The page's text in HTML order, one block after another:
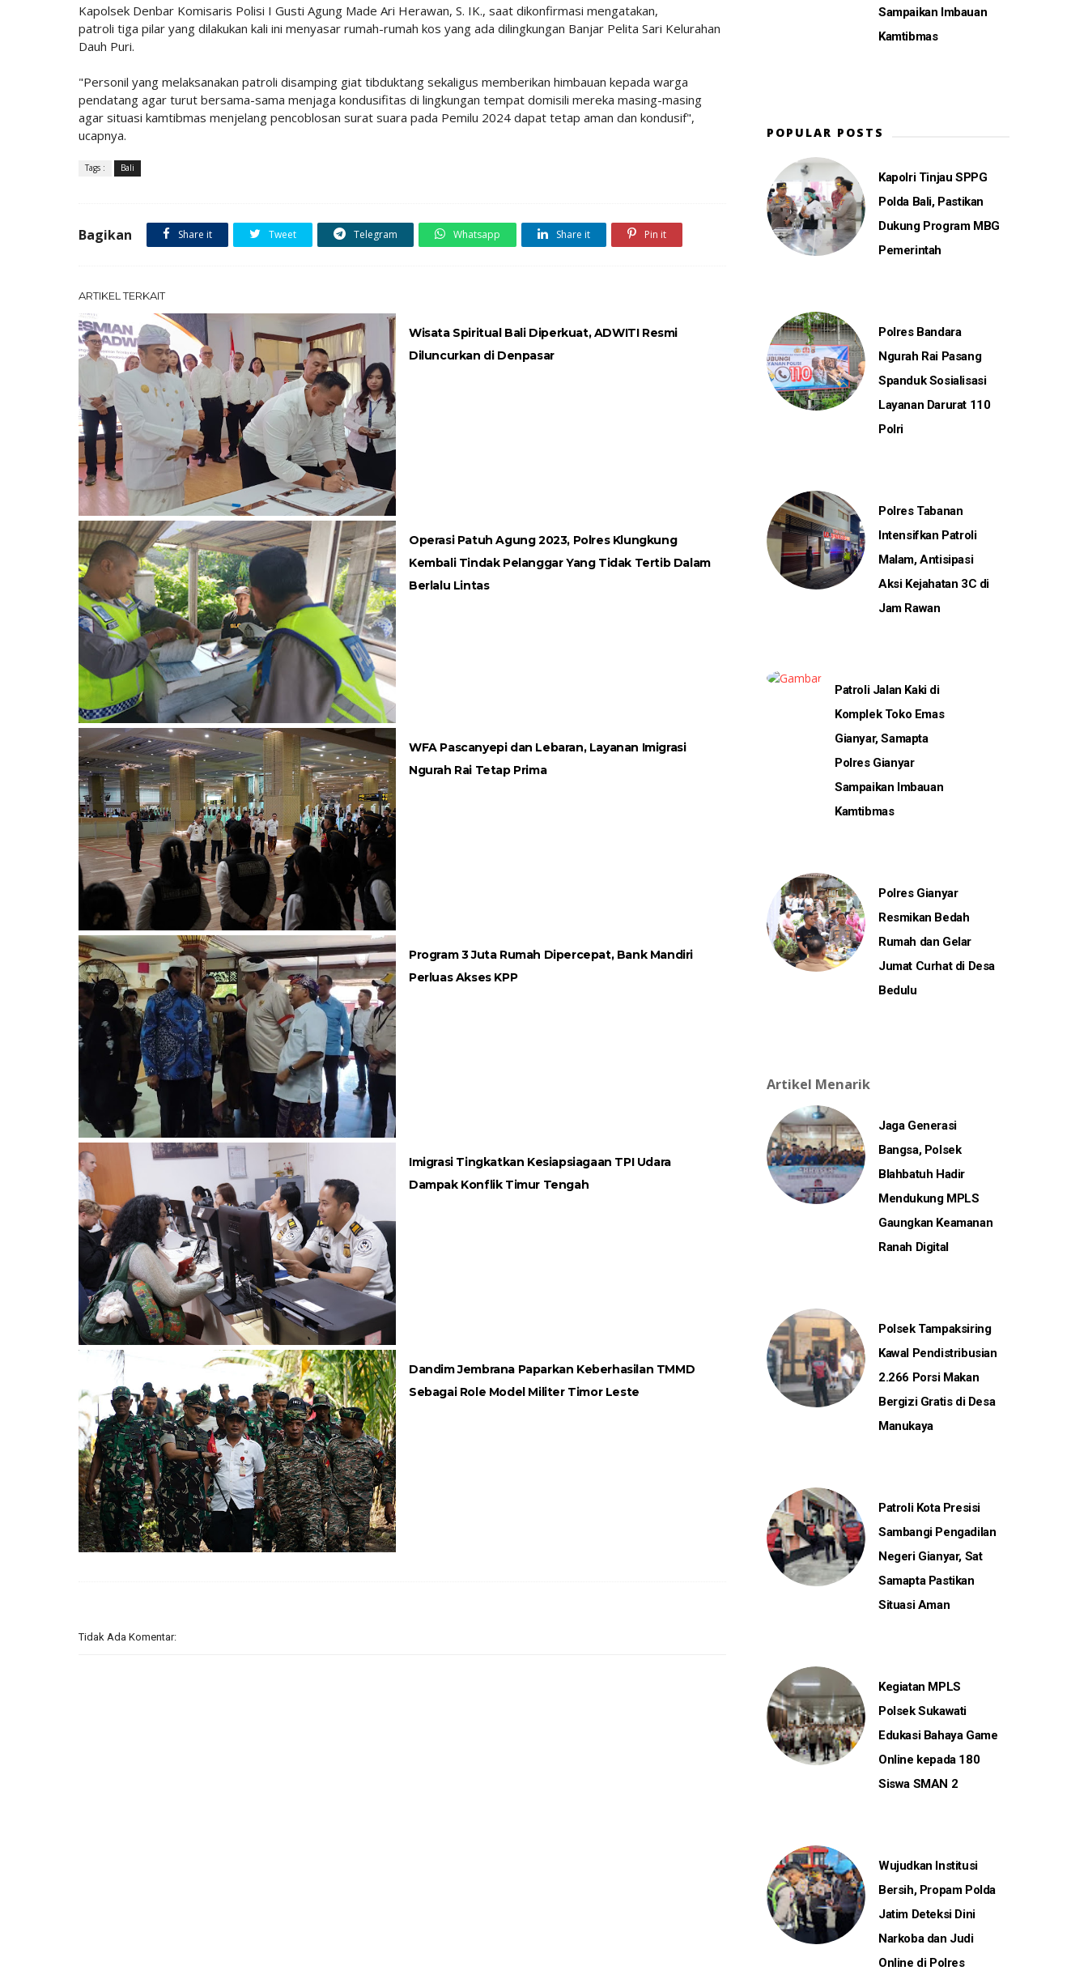
Kapolsek Denbar Komisaris Polisi I Gusti Agung Made Ari Herawan, S. IK., saat dikonfirmasi mengatakan,
patroli tiga pilar yang dilakukan kali ini menyasar rumah-rumah kos yang ada dilingkungan Banjar Pelita Sari Kelurahan
Dauh Puri.
"Personil yang melaksanakan patroli disamping giat tibduktang sekaligus memberikan himbauan kepada warga
pendatang agar turut bersama-sama menjaga kondusifitas di lingkungan tempat domisili mereka masing-masing
agar situasi kamtibmas menjelang pencoblosan surat suara pada Pemilu 2024 dapat tetap aman dan kondusif",
ucapnya.
Tags : Bali
Bagikan Share it Tweet Telegram Whatsapp Share it Pin it
ARTIKEL TERKAIT
Wisata Spiritual Bali Diperkuat, ADWITI Resmi
Diluncurkan di Denpasar
Operasi Patuh Agung 2023, Polres Klungkung
Kembali Tindak Pelanggar Yang Tidak Tertib Dalam
Berlalu Lintas
WFA Pascanyepi dan Lebaran, Layanan Imigrasi
Ngurah Rai Tetap Prima
Program 3 Juta Rumah Dipercepat, Bank Mandiri
Perluas Akses KPP
Imigrasi Tingkatkan Kesiapsiagaan TPI Udara
Dampak Konflik Timur Tengah
Dandim Jembrana Paparkan Keberhasilan TMMD
Sebagai Role Model Militer Timor Leste
Tidak Ada Komentar:
Sampaikan Imbauan
Kamtibmas
POPULAR POSTS
Kapolri Tinjau SPPG
Polda Bali, Pastikan
Dukung Program MBG
Pemerintah
Polres Bandara
Ngurah Rai Pasang
Spanduk Sosialisasi
Layanan Darurat 110
Polri
Polres Tabanan
Intensifkan Patroli
Malam, Antisipasi
Aksi Kejahatan 3C di
Jam Rawan
Patroli Jalan Kaki di
Komplek Toko Emas
Gianyar, Samapta
Polres Gianyar
Sampaikan Imbauan
Kamtibmas
Polres Gianyar
Resmikan Bedah
Rumah dan Gelar
Jumat Curhat di Desa
Bedulu
Artikel Menarik
Jaga Generasi
Bangsa, Polsek
Blahbatuh Hadir
Mendukung MPLS
Gaungkan Keamanan
Ranah Digital
Polsek Tampaksiring
Kawal Pendistribusian
2.266 Porsi Makan
Bergizi Gratis di Desa
Manukaya
Patroli Kota Presisi
Sambangi Pengadilan
Negeri Gianyar, Sat
Samapta Pastikan
Situasi Aman
Kegiatan MPLS
Polsek Sukawati
Edukasi Bahaya Game
Online kepada 180
Siswa SMAN 2
Wujudkan Institusi
Bersih, Propam Polda
Jatim Deteksi Dini
Narkoba dan Judi
Online di Polres